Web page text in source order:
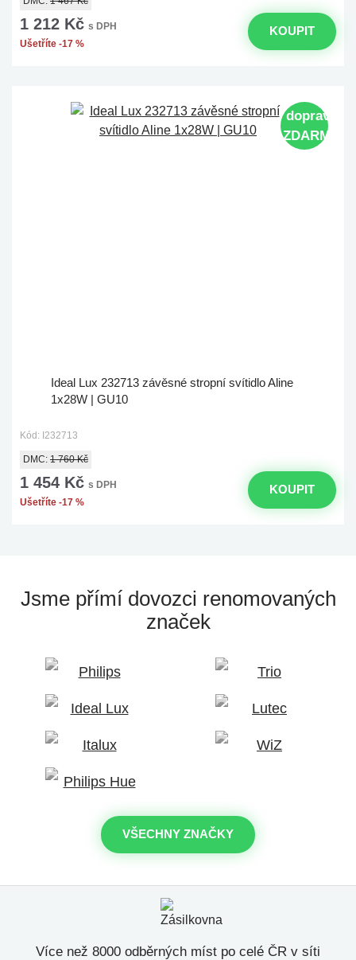
1 212 Kč s DPH
Ušetříte -17 %
KOUPIT
doprava
ZDARMA
Ideal Lux 232713 závěsné stropní svítidlo Aline
1x28W | GU10
Kód: I232713
DMC: 1 760 Kč
1 454 Kč s DPH
Ušetříte -17 %
KOUPIT
Jsme přímí dovozci renomovaných
značek
VŠECHNY ZNAČKY
Více než 8000 odběrných míst po celé ČR v síti